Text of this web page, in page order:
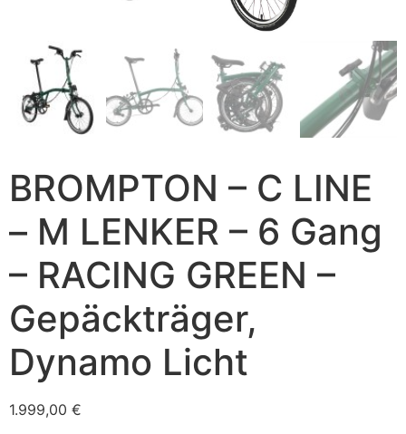
BROMPTON – C LINE
– M LENKER – 6 Gang
– RACING GREEN –
Gepäckträger,
Dynamo Licht
1.999,00 €